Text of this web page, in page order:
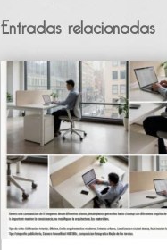
Entradas relacionadas